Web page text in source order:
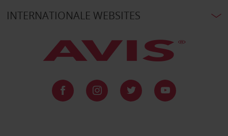
INTERNATIONALE WEBSITES